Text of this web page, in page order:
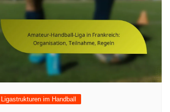
Ligastrukturen im Handball